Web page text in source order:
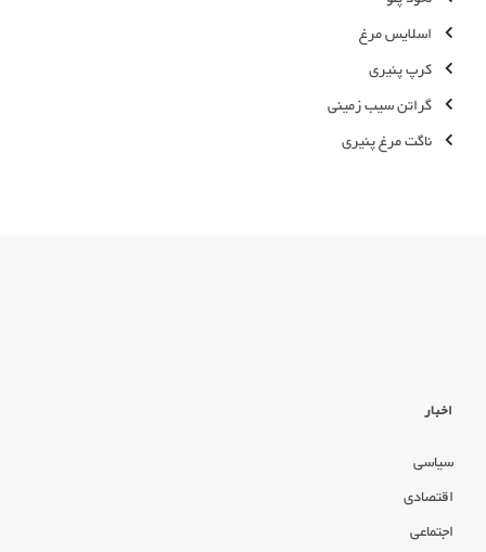
اسلایس مرغ
کرپ پنیری
گراتن سیب زمینی
ناگت مرغ پنیری
اخبار
سیاسی
اقتصادی
اجتماعی